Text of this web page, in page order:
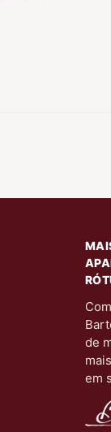
de
em